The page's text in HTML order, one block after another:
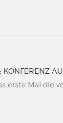
KONFERENZ
erste Mal die